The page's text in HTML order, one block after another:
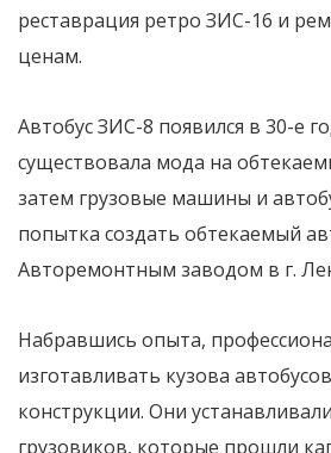
реставрация ретро ЗИС-16 и
ценам.
Автобус ЗИС-8 появился в 30-е
существовала мода на
затем грузовые машины и
попытка создать обтекаемый
Авторемонтным заводом в г.
Набравшись опыта,
изготавливать кузова
конструкции. Они
грузовиков, которые прошли